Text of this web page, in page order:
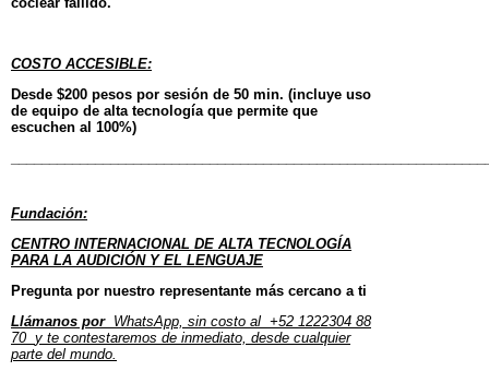
COSTO ACCESIBLE:
Desde $200 pesos por sesión de 50 min. (incluye uso
de equipo de alta tecnología que permite que
escuchen al 100%)
Fundación:
CENTRO INTERNACIONAL DE ALTA TECNOLOGÍA
PARA LA AUDICIÓN Y EL LENGUAJE
Pregunta por nuestro representante más cercano a ti
Llámanos por WhatsApp, sin costo al +52 1222304 88
70 y te contestaremos de inmediato, desde cualquier
parte del mundo.